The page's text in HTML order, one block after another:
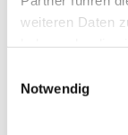
weiteren Daten
Notwendig